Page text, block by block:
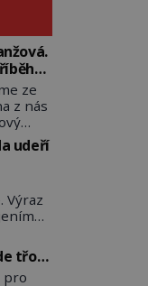
ze
z nás
téměř
let
z ní
které
udeří
Výraz
třou
s
pro